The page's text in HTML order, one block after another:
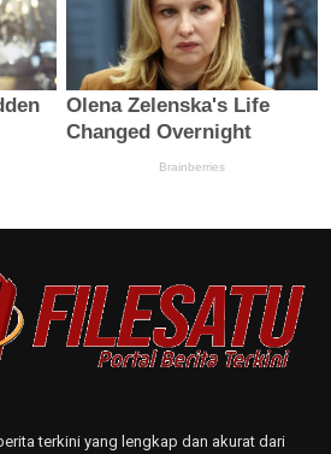
terkini yang lengkap dan akurat dari